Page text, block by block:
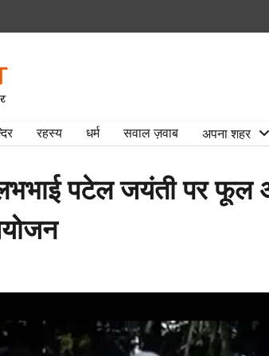
रहस्य धर्म सवाल ज़वाब अपना शहर
पटेल जयंती पर फूल